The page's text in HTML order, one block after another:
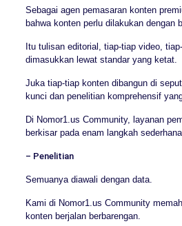
Sebagai agen pemasaran konten
bahwa konten perlu dilakukan dengan
Itu tulisan editorial, tiap-tiap video,
dimasukkan lewat standar yang ketat.
Juka tiap-tiap konten dibangun di
kunci dan penelitian komprehensif
Di Nomor1.us Community, layanan
berkisar pada enam langkah
– Penelitian
Semuanya diawali dengan data.
Kami di Nomor1.us Community
konten berjalan berbarengan.